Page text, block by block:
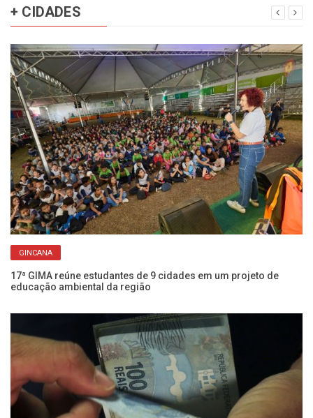
+ CIDADES
GINCANA
17ª GIMA reúne estudantes de 9 cidades em um projeto de
educação ambiental da região